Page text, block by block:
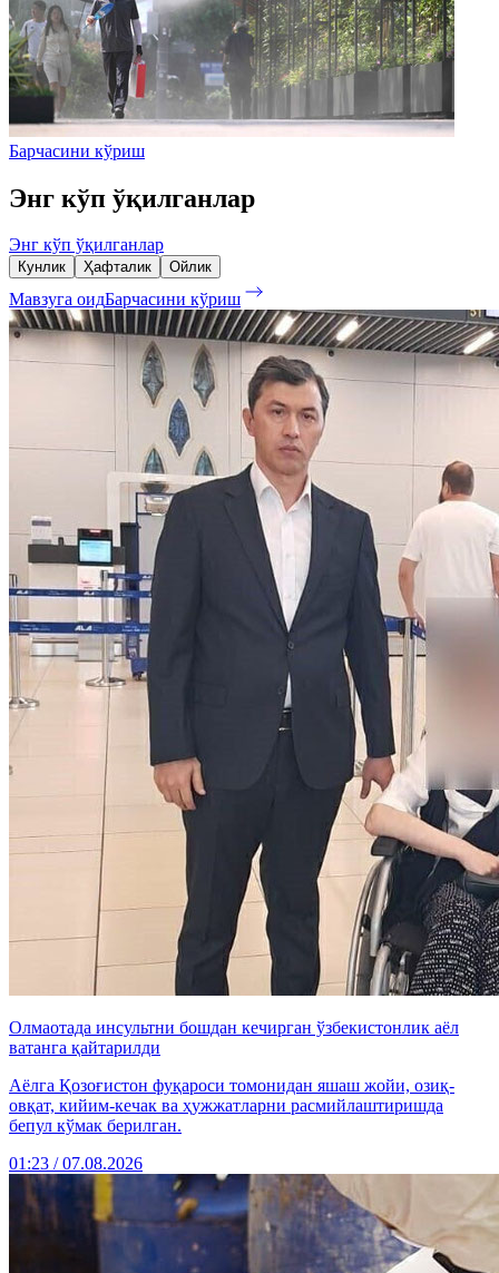
Барчасини кўриш
Энг кўп ўқилганлар
Энг кўп ўқилганлар
Кунлик Ҳафталик Ойлик
Мавзуга оидБарчасини кўриш
Олмаотада инсультни бошдан кечирган ўзбекистонлик аёл
ватанга қайтарилди
Аёлга Қозоғистон фуқароси томонидан яшаш жойи, озиқ-
овқат, кийим-кечак ва ҳужжатларни расмийлаштиришда
бепул кўмак берилган.
01:23 / 07.08.2026